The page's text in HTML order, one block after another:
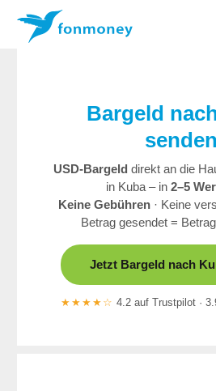
Bargeld
senden
USD-Bargeld direkt an die
in Kuba – in 2–5
Keine Gebühren · Keine
Betrag gesendet =
Jetzt Bargeld nach
★★★★☆ 4.2 auf Trustpilot ·